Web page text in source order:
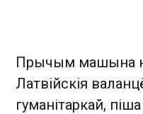
Прычым машына
Латвійскія
гуманітаркай, піша